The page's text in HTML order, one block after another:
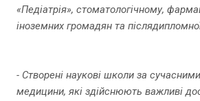
«Педіатрія», стоматологічному,
іноземних громадян та
- Створені наукові школи за
медицини, які здійснюють важливі